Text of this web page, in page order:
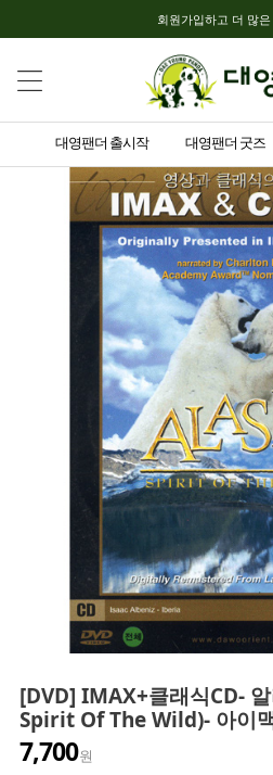
회원가입하고 더 많
대영팬더 출시작 대영팬더 굿즈
[DVD] IMAX+클래식CD-
Spirit Of The Wild)- 아이
7,700원